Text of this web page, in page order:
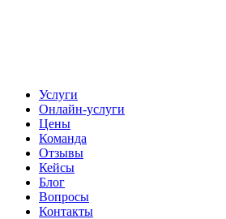
Услуги
Онлайн-услуги
Цены
Команда
Отзывы
Кейсы
Блог
Вопросы
Контакты